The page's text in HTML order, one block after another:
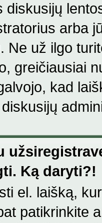
diskusijų
arba
Ne už ilgo
greičiausiai
kad
Ką daryti?!
el. laišką,
patikrinkite